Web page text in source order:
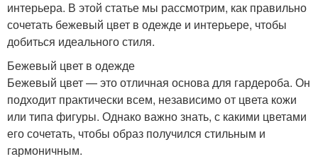
интерьера. В этой статье мы рассмотрим, как правильно
сочетать бежевый цвет в одежде и интерьере, чтобы
добиться идеального стиля.
Бежевый цвет в одежде
Бежевый цвет — это отличная основа для гардероба. Он
подходит практически всем, независимо от цвета кожи
или типа фигуры. Однако важно знать, с какими цветами
его сочетать, чтобы образ получился стильным и
гармоничным.